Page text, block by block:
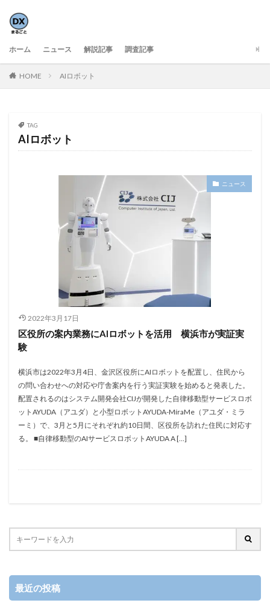
ホーム ニュース 解説記事 調査記事
HOME AIロボット
TAG
AIロボット
ニュース
2022年3月17日
区役所の案内業務にAIロボットを活用 横浜市が実証実
験
横浜市は2022年3月4日、金沢区役所にAIロボットを配置し、住民から
の問い合わせへの対応や庁舎案内を行う実証実験を始めると発表した。
配置されるのはシステム開発会社CIJが開発した自律移動型サービスロボ
ットAYUDA（アユダ）と小型ロボットAYUDA-MíraMe（アユダ・ミラ
ーミ）で、3月と5月にそれぞれ約10日間、区役所を訪れた住民に対応す
る。 ■自律移動型のAIサービスロボットAYUDA A […]
最近の投稿